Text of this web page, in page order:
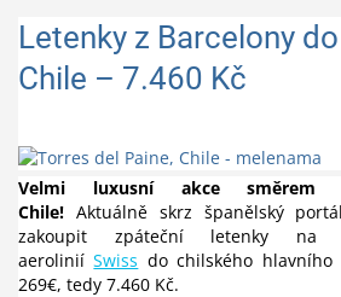
Letenky z Barcelony
Chile – 7.460 Kč
Velmi luxusní akce směrem
Chile!Aktuálně skrz španělský
zakoupit zpáteční letenky na
aeroliniíSwiss do chilského hlavního
269€, tedy 7.460 Kč.